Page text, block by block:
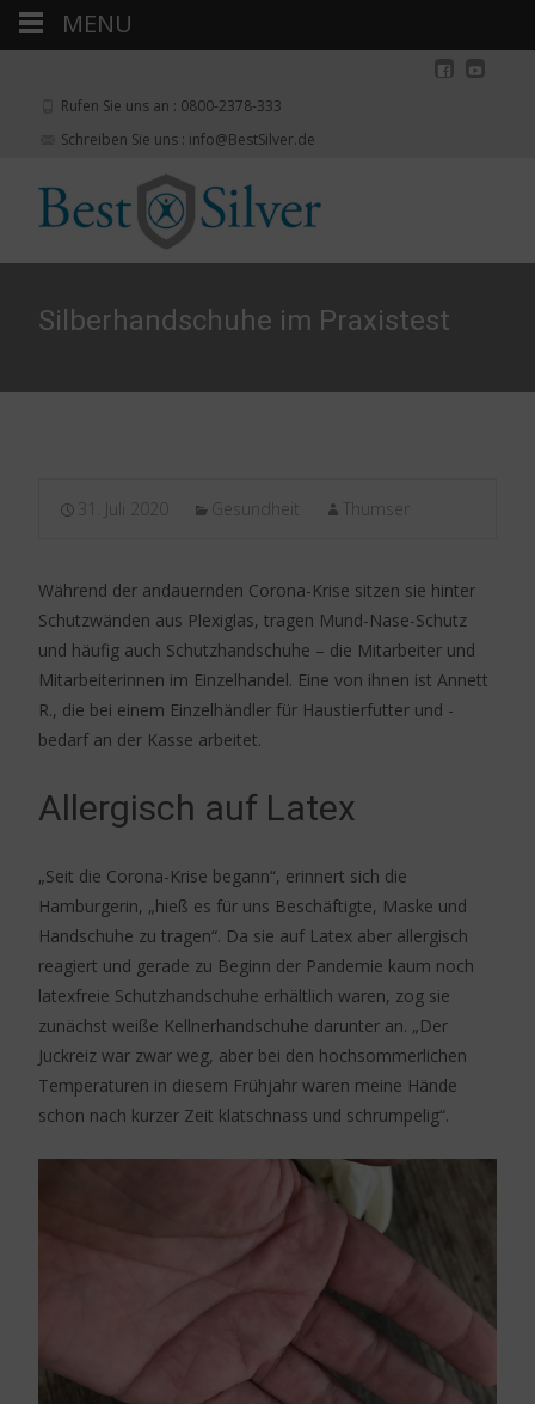
Rufen Sie uns an : 0800-2378-333
Schreiben Sie uns : info@BestSilver.de
Silberhandschuhe im Praxistest
31. Juli 2020 Gesundheit Thumser
Während der andauernden Corona-Krise sitzen sie hinter
Schutzwänden aus Plexiglas, tragen Mund-Nase-Schutz
und häufig auch Schutzhandschuhe – die Mitarbeiter und
Mitarbeiterinnen im Einzelhandel. Eine von ihnen ist Annett
R., die bei einem Einzelhändler für Haustierfutter und -
bedarf an der Kasse arbeitet.
Allergisch auf Latex
„Seit die Corona-Krise begann“, erinnert sich die
Hamburgerin, „hieß es für uns Beschäftigte, Maske und
Handschuhe zu tragen“. Da sie auf Latex aber allergisch
reagiert und gerade zu Beginn der Pandemie kaum noch
latexfreie Schutzhandschuhe erhältlich waren, zog sie
zunächst weiße Kellnerhandschuhe darunter an. „Der
Juckreiz war zwar weg, aber bei den hochsommerlichen
Temperaturen in diesem Frühjahr waren meine Hände
schon nach kurzer Zeit klatschnass und schrumpelig“.
MENU